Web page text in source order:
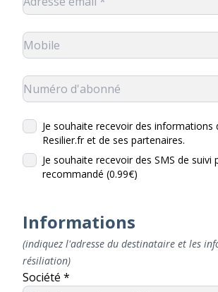
Je souhaite recevoir des informations
Resilier.fr et de ses partenaires.
Je souhaite recevoir des SMS de suivi
recommandé (0.99€)
Informations
(indiquez l'adresse du destinataire et les
résiliation)
Société *